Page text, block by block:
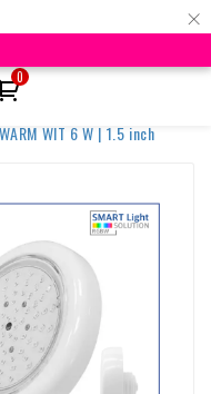
×
0
Zwembadlampen
WIT 6 W | 1.5 inch